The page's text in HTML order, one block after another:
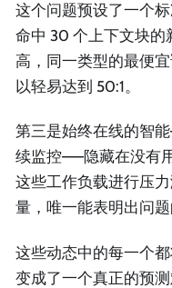
这个问题预设了一个
命中 30 个上下文块的
高，同一类型的最便
以轻易达到 50:1。
第三是始终在线的智
续监控——隐藏在没有
这些工作负载进行压
量，唯一能表明出问题
这些动态中的每一个
变成了一个真正的预